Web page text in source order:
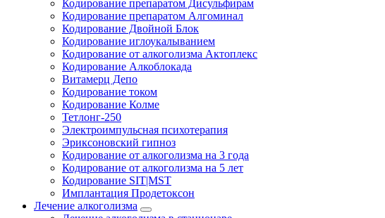
Кодирование препаратом Дисульфирам
Кодирование препаратом Алгоминал
Кодирование Двойной Блок
Кодирование иглоукалыванием
Кодирование от алкоголизма Актоплекс
Кодирование Алкоблокада
Витамерц Депо
Кодирование током
Кодирование Колме
Тетлонг-250
Электроимпульсная психотерапия
Эриксоновский гипноз
Кодирование от алкоголизма на 3 года
Кодирование от алкоголизма на 5 лет
Кодирование SIT|MST
Имплантация Продетоксон
Лечение алкоголизма